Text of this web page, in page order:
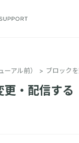
アル前） ブロック
更・配信する